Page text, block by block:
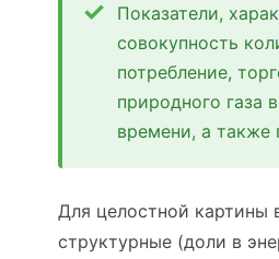
Показатели,
совокупность
потребление,
природного газа
времени, а также
Для целостной картины
структурные (доли в